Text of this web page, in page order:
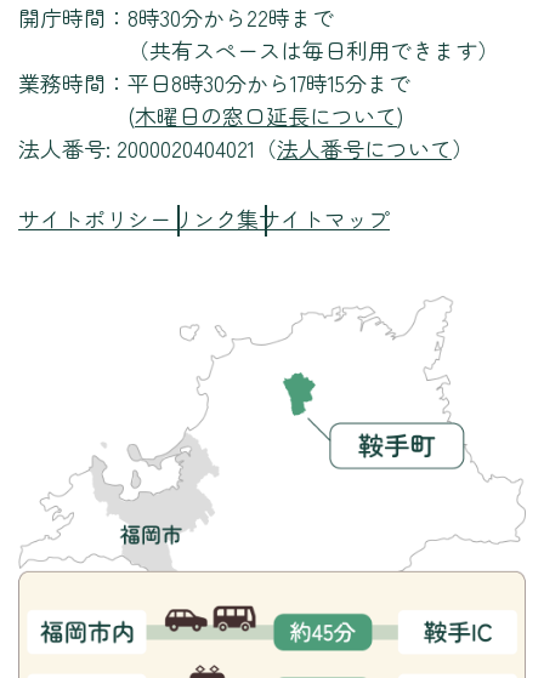
開庁時間： 8時30分から22時まで
（共有スペースは毎日利用できます）
業務時間： 平日8時30分から17時15分まで
(木曜日の窓口延長について)
法人番号: 2000020404021（法人番号について）
サイトポリシー リンク集サイトマップ